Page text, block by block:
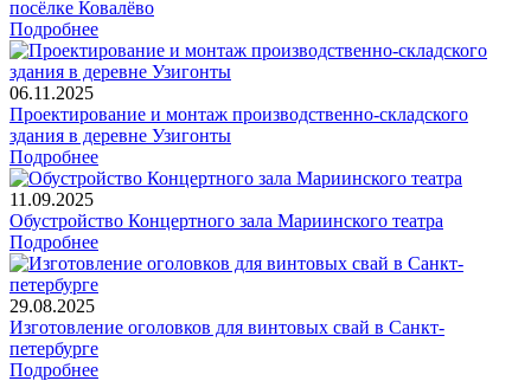
посёлке Ковалёво
Подробнее
06.11.2025
Проектирование и монтаж производственно-складского
здания в деревне Узигонты
Подробнее
11.09.2025
Обустройство Концертного зала Мариинского театра
Подробнее
29.08.2025
Изготовление оголовков для винтовых свай в Санкт-
петербурге
Подробнее